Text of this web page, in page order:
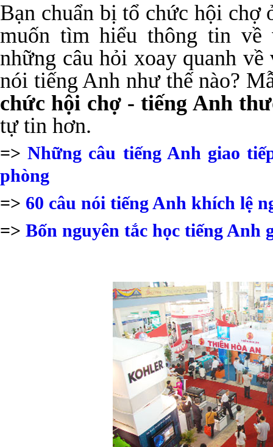
Bạn chuẩn bị tổ chức hội chợ
muốn tìm hiểu thông tin về
những câu hỏi xoay quanh
nói tiếng Anh như thế nào?
chức hội chợ - tiếng Anh
tự tin hơn.
=>Những câu tiếng Anh giao
phòng
=> 60 câu nói tiếng Anh khích lệ
=> Bốn nguyên tắc học tiếng Anh